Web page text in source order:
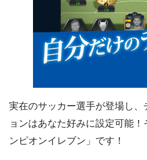
実在のサッカー選手が登場し
ョンはあなた好みに設定可能
ンピオンイレブ‪ン‬」です！